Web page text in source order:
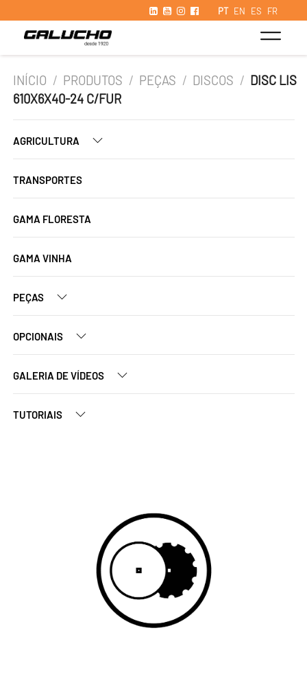
PT EN ES FR
INÍCIO / PRODUTOS / PEÇAS / DISCOS / DISC LIS
610X6X40-24 C/FUR
AGRICULTURA
TRANSPORTES
GAMA FLORESTA
GAMA VINHA
PEÇAS
OPCIONAIS
GALERIA DE VÍDEOS
TUTORIAIS